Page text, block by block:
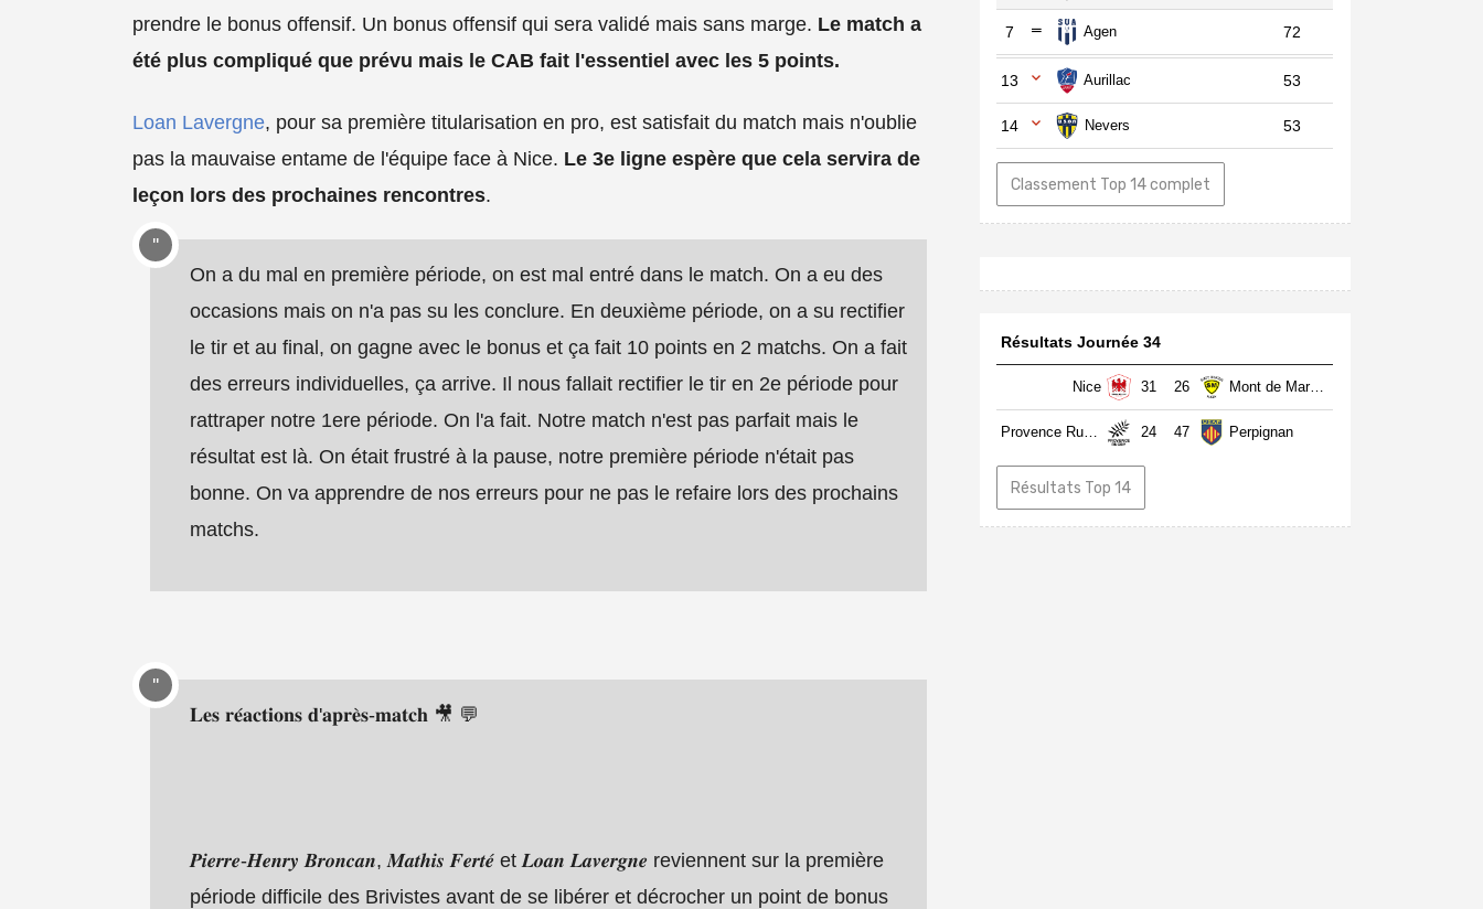
prendre le bonus offensif. Un bonus offensif qui sera validé mais sans marge. Le match a
été plus compliqué que prévu mais le CAB fait l'essentiel avec les 5 points.
Loan Lavergne, pour sa première titularisation en pro, est satisfait du match mais n'oublie
pas la mauvaise entame de l'équipe face à Nice. Le 3e ligne espère que cela servira de
leçon lors des prochaines rencontres.
On a du mal en première période, on est mal entré dans le match. On a eu des
occasions mais on n'a pas su les conclure. En deuxième période, on a su rectifier
le tir et au final, on gagne avec le bonus et ça fait 10 points en 2 matchs. On a fait
des erreurs individuelles, ça arrive. Il nous fallait rectifier le tir en 2e période pour
rattraper notre 1ere période. On l'a fait. Notre match n'est pas parfait mais le
résultat est là. On était frustré à la pause, notre première période n'était pas
bonne. On va apprendre de nos erreurs pour ne pas le refaire lors des prochains
matchs.
𝐋𝐞𝐬 𝐫𝐞́𝐚𝐜𝐭𝐢𝐨𝐧𝐬 𝐝'𝐚𝐩𝐫𝐞̀𝐬-𝐦𝐚𝐭𝐜𝐡 🎥 💬
𝑷𝒊𝒆𝒓𝒓𝒆-𝑯𝒆𝒏𝒓𝒚 𝑩𝒓𝒐𝒏𝒄𝒂𝒏, 𝑴𝒂𝒕𝒉𝒊𝒔 𝑭𝒆𝒓𝒕𝒆́ et 𝑳𝒐𝒂𝒏 𝑳𝒂𝒗𝒆𝒓𝒈𝒏𝒆 reviennent sur la première
période difficile des Brivistes avant de se libérer et décrocher un point de bonus
7 Agen 72
13 Aurillac 53
14 Nevers 53
Classement Top 14 complet
Résultats Journée 34
Nice 31 26 Mont de Marsan
24 47 Perpignan
Résultats Top 14